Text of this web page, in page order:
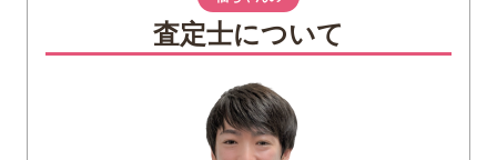
なぜ今、世界中で注目されているのか
希少性（発行枚数と現存数）
グレード（保存状態）
査定士について